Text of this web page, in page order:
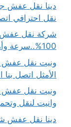
نقل احترافي
100%..سرعة وأمان اتصل بنا الان
الأمثل اتصل بنا
وانيت لنقل